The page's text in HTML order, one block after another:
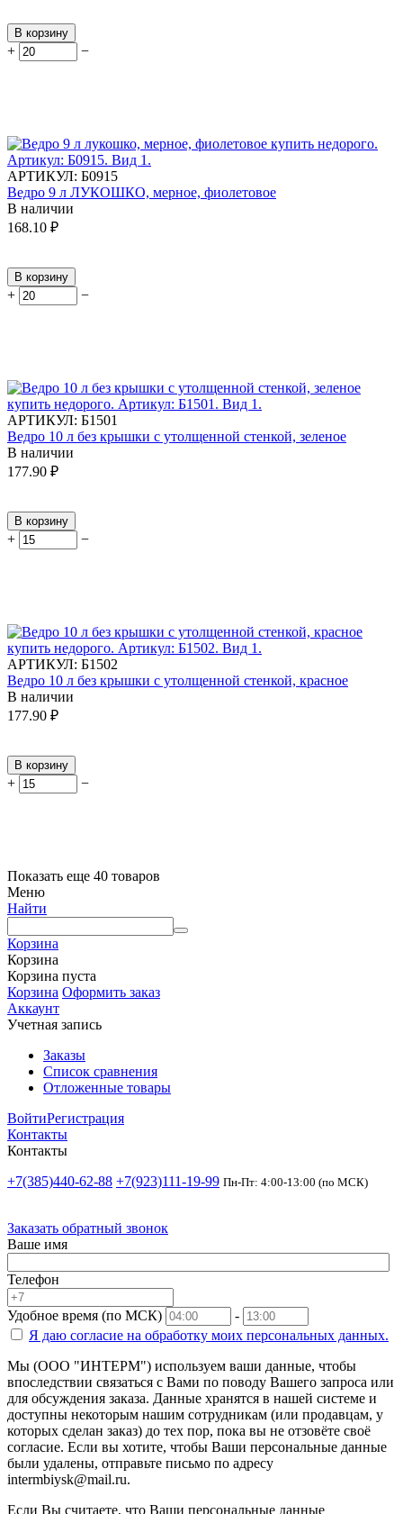
В корзину
+ −
АРТИКУЛ: Б0915
Ведро 9 л ЛУКОШКО, мерное, фиолетовое
В наличии
168.10 ₽
В корзину
+ −
АРТИКУЛ: Б1501
Ведро 10 л без крышки с утолщенной стенкой, зеленое
В наличии
177.90 ₽
В корзину
+ −
АРТИКУЛ: Б1502
Ведро 10 л без крышки с утолщенной стенкой, красное
В наличии
177.90 ₽
В корзину
+ −
Показать еще 40 товаров
Меню
Найти
Корзина
Корзина
Корзина пуста
Корзина Оформить заказ
Аккаунт
Учетная запись
Заказы
Список сравнения
Отложенные товары
ВойтиРегистрация
Контакты
Контакты
+7(385)440-62-88 +7(923)111-19-99 Пн-Пт: 4:00-13:00 (по МСК)
Заказать обратный звонок
Ваше имя
Телефон
Удобное время (по МСК)
-
Я даю согласие на обработку моих персональных данных.
Мы (ООО "ИНТЕРМ") используем ваши данные, чтобы
впоследствии связаться с Вами по поводу Вашего запроса или
для обсуждения заказа. Данные хранятся в нашей системе и
доступны некоторым нашим сотрудникам (или продавцам, у
которых сделан заказ) до тех пор, пока вы не отзовёте своё
согласие. Если вы хотите, чтобы Ваши персональные данные
были удалены, отправьте письмо по адресу
intermbiysk@mail.ru.
Если Вы считаете, что Ваши персональные данные